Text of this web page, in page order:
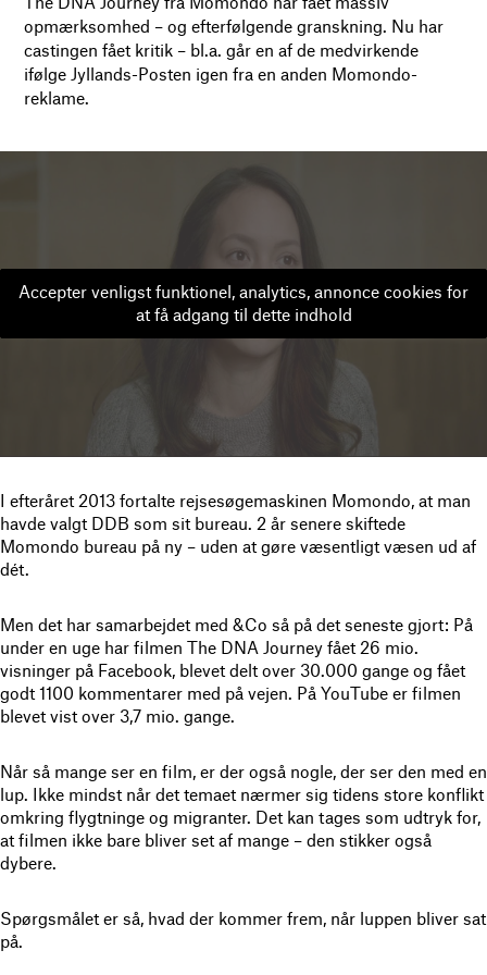
opmærksomhed – og efterfølgende granskning. Nu har
castingen fået kritik – bl.a. går en af de medvirkende
ifølge Jyllands-Posten igen fra en anden Momondo-
reklame.
Accepter venligst funktionel, analytics, annonce cookies for
at få adgang til dette indhold
I efteråret 2013 fortalte rejsesøgemaskinen Momondo, at man
havde valgt DDB som sit bureau. 2 år senere skiftede
Momondo bureau på ny – uden at gøre væsentligt væsen ud af
dét.
Men det har samarbejdet med &Co så på det seneste gjort: På
under en uge har filmen The DNA Journey fået 26 mio.
visninger på Facebook, blevet delt over 30.000 gange og fået
godt 1100 kommentarer med på vejen. På YouTube er filmen
blevet vist over 3,7 mio. gange.
Når så mange ser en film, er der også nogle, der ser den med en
lup. Ikke mindst når det temaet nærmer sig tidens store konflikt
omkring flygtninge og migranter. Det kan tages som udtryk for,
at filmen ikke bare bliver set af mange – den stikker også
dybere.
Spørgsmålet er så, hvad der kommer frem, når luppen bliver sat
på.